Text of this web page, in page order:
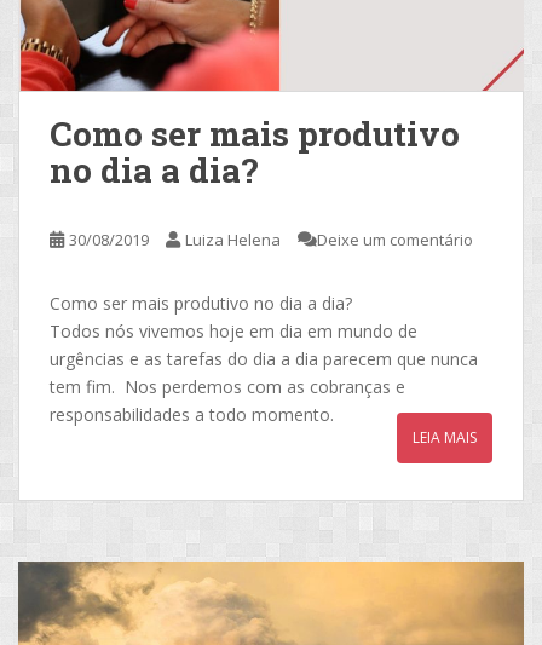
Como ser mais produtivo
no dia a dia?
30/08/2019 Luiza Helena Deixe um comentário
Como ser mais produtivo no dia a dia?
Todos nós vivemos hoje em dia em mundo de
urgências e as tarefas do dia a dia parecem que nunca
tem fim. Nos perdemos com as cobranças e
responsabilidades a todo momento.
LEIA MAIS